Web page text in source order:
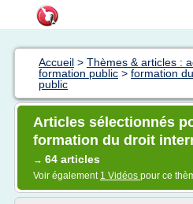
Accueil > Thèmes & articles :
formation public > formation
public
Articles sélectionnés
formation du droit
→ 64 articles
Voir également 1 Vidéos pour ce